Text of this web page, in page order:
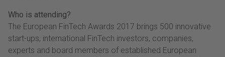
Who is attending?
The European FinTech Awards 2017 brings 500 innovative
start-ups, international FinTech investors, companies,
experts and board members of established European